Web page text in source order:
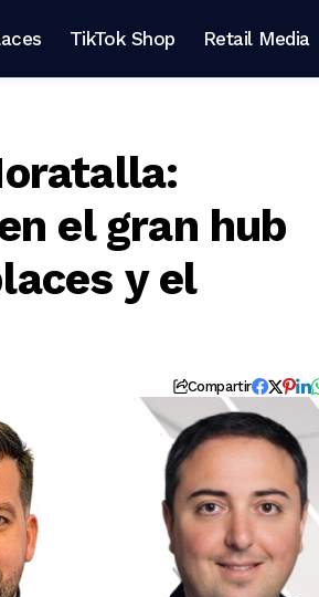
TikTok Shop Retail Media
el gran hub
y el
Compartir